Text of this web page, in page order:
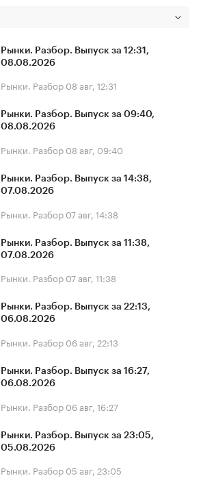
Рынки. Разбор. Выпуск за 12:31,
08.08.2026
Рынки. Разбор 08 авг, 12:31
Рынки. Разбор. Выпуск за 09:40,
08.08.2026
Рынки. Разбор 08 авг, 09:40
Рынки. Разбор. Выпуск за 14:38,
07.08.2026
Рынки. Разбор 07 авг, 14:38
Рынки. Разбор. Выпуск за 11:38,
07.08.2026
Рынки. Разбор 07 авг, 11:38
Рынки. Разбор. Выпуск за 22:13,
06.08.2026
Рынки. Разбор 06 авг, 22:13
Рынки. Разбор. Выпуск за 16:27,
06.08.2026
Рынки. Разбор 06 авг, 16:27
Рынки. Разбор. Выпуск за 23:05,
05.08.2026
Рынки. Разбор 05 авг, 23:05